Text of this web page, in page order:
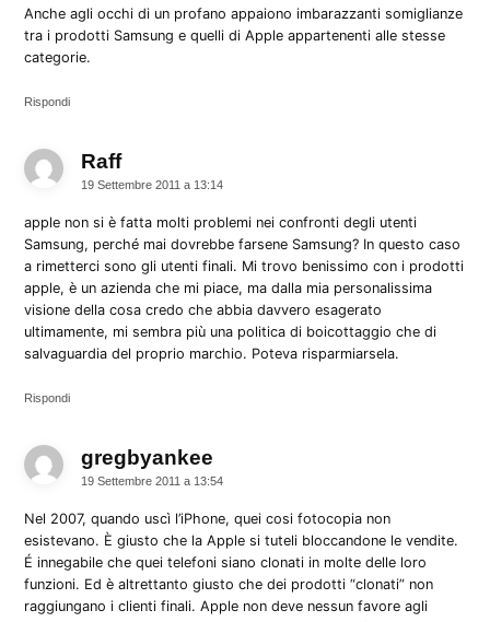
Anche agli occhi di un profano appaiono imbarazzanti somiglianze
tra i prodotti Samsung e quelli di Apple appartenenti alle stesse
categorie.
Rispondi
Raffdice:
19 Settembre 2011 a 13:14
apple non si è fatta molti problemi nei confronti degli utenti
Samsung, perché mai dovrebbe farsene Samsung? In questo caso
a rimetterci sono gli utenti finali. Mi trovo benissimo con i prodotti
apple, è un azienda che mi piace, ma dalla mia personalissima
visione della cosa credo che abbia davvero esagerato
ultimamente, mi sembra più una politica di boicottaggio che di
salvaguardia del proprio marchio. Poteva risparmiarsela.
Rispondi
gregbyankee
19 Settembre 2011 a 13:54
Nel 2007, quando uscì l’iPhone, quei cosi fotocopia non
esistevano. È giusto che la Apple si tuteli bloccandone le vendite.
É innegabile che quei telefoni siano clonati in molte delle loro
funzioni. Ed è altrettanto giusto che dei prodotti “clonati” non
raggiungano i clienti finali. Apple non deve nessun favore agli